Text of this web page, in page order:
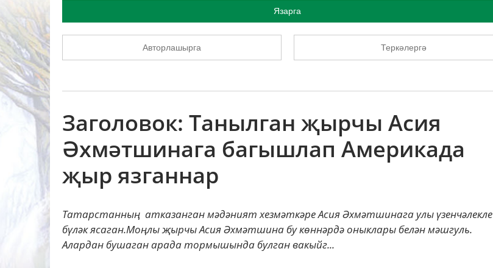
Язарга
Авторлашырга Теркәлергә
Заголовок: Танылган җырчы Асия
Әхмәтшинага багышлап Америкада
җыр язганнар
Татарстанның атказанган мәдәният хезмәткәре Асия Әхмәтшинага улы үзенчәлекле
бүләк ясаган.Моңлы җырчы Асия Әхмәтшина бу көннәрдә оныклары белән мәшгуль.
Алардан бушаган арада тормышында булган вакыйг...